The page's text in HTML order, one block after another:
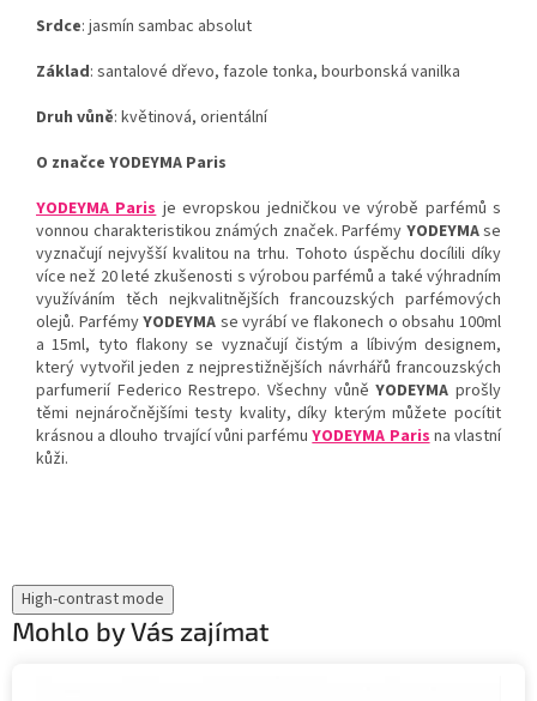
Srdce: jasmín sambac absolut
Základ: santalové dřevo, fazole tonka, bourbonská vanilka
Druh vůně: květinová, orientální
O značce YODEYMA Paris
YODEYMA Paris je evropskou jedničkou ve výrobě parfémů s
vonnou charakteristikou známých značek. Parfémy YODEYMAse
vyznačují nejvyšší kvalitou na trhu. Tohoto úspěchu docílili díky
více než 20 leté zkušenosti s výrobou parfémů a také výhradním
využíváním těch nejkvalitnějších francouzských parfémových
olejů. ParfémyYODEYMA se vyrábí ve flakonech o obsahu 100ml
a 15ml, tyto flakony se vyznačují čistým a líbivým designem,
který vytvořil jeden z nejprestižnějších návrhářů francouzských
parfumerií Federico Restrepo. Všechny vůněYODEYMA prošly
těmi nejnáročnějšími testy kvality, díky kterým můžete pocítit
krásnou a dlouho trvající vůni parfémuYODEYMA Paris na vlastní
kůži.
High-contrast mode
Mohlo by Vás zajímat